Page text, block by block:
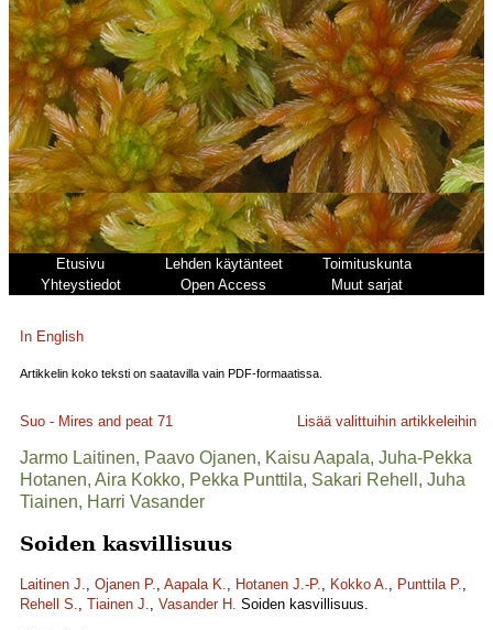
Etusivu Lehden käytänteet
Toimituskunta
Yhteystiedot
Open Access Muut sarjat
In English
Artikkelin koko teksti on saatavilla vain PDF-formaatissa.
Suo - Mires and peat 71 Lisää valittuihin artikkeleihin
Jarmo Laitinen, Paavo Ojanen, Kaisu Aapala, Juha-Pekka
Hotanen, Aira Kokko, Pekka Punttila, Sakari Rehell, Juha
Tiainen, Harri Vasander
Soiden kasvillisuus
Laitinen J., Ojanen P., Aapala K., Hotanen J.-P., Kokko A., Punttila P.,
Rehell S., Tiainen J., Vasander H. Soiden kasvillisuus.